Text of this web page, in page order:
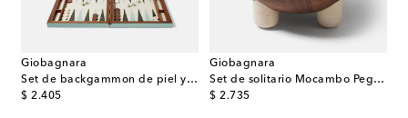
Giobagnara
Set de backgammon de piel y madera
$ 2.405
original price
Giobagnara
Set de solitario Mocambo Peg de nogal
$ 2.735
original price